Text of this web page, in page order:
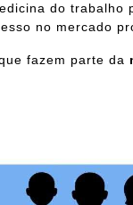
do trabalho
no mercado
fazem parte da